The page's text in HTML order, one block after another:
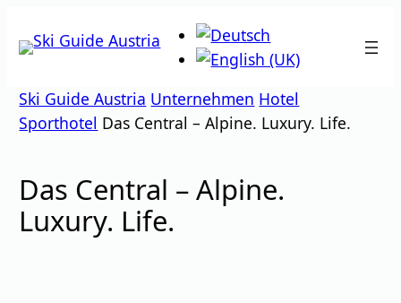
Inhalt
Ski Guide Austria Unternehmen Hotel
Sporthotel Das Central – Alpine. Luxury. Life.
Das Central – Alpine.
Luxury. Life.